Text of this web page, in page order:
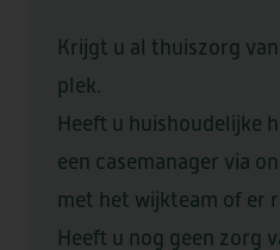
DE MARKE
COMPLIMENT OF
Krijgt u al thuiszorg
plek.
Heeft u huishoudelijke
een casemanager via
met het wijkteam of er
Heeft u nog geen zorg